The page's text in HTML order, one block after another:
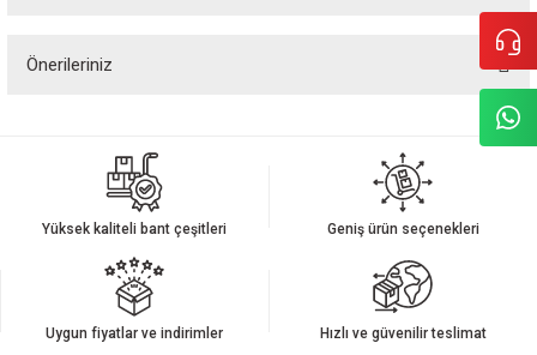
Önerileriniz
Görüş ve önerileriniz için teşekkür ederiz.
Ürün açıklamasında eksik bilgiler bulunuyor.
Ürün bilgilerinde hatalar bulunuyor.
Ürün fiyatı diğer sitelerden daha pahalı.
Yüksek kaliteli bant çeşitleri Geniş ürün seçenekleri
Uygun fiyatlar ve indirimler Hızlı ve güvenilir teslimat